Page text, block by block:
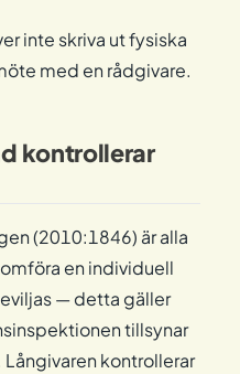
inte skriva ut fysiska
med en rådgivare.
kontrollerar
(2010:1846) är alla
en individuell
— detta gäller
tillsynar
kontrollerar